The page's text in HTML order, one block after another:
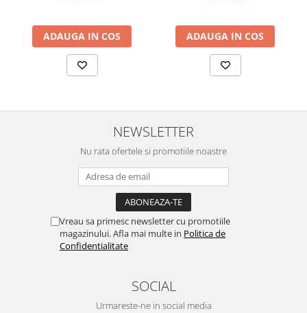
ADAUGA IN COS ADAUGA IN COS
NEWSLETTER
Nu rata ofertele si promotiile noastre
Vreau sa primesc newsletter cu promotiile
magazinului. Afla mai multe in Politica de
Confidentialitate
SOCIAL
Urmareste-ne in social media